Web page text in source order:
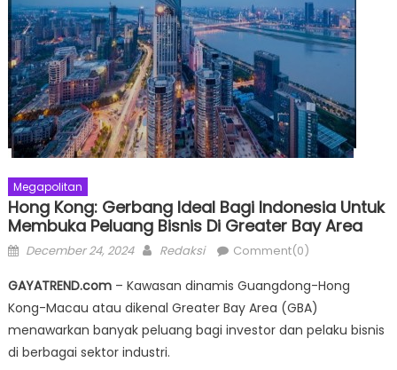
Megapolitan
Hong Kong: Gerbang Ideal Bagi Indonesia Untuk
Membuka Peluang Bisnis Di Greater Bay Area
Posted
December 24, 2024 Author
Redaksi Comment(0)
GAYATREND.com– Kawasan dinamis Guangdong-Hong
Kong-Macau atau dikenal Greater Bay Area (GBA)
menawarkan banyak peluang bagi investor dan pelaku bisnis
di berbagai sektor industri.